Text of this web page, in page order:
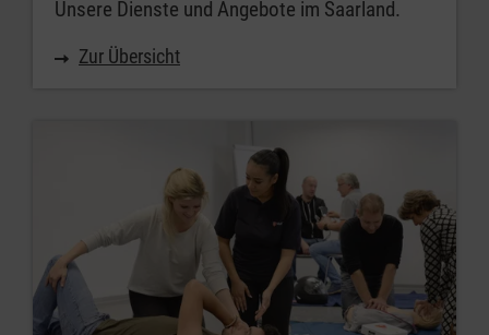
Unsere Dienste und Angebote im Saarland.
Zur Übersicht